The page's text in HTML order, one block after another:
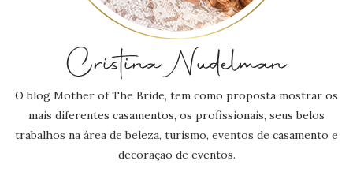
O blog Mother of The Bride, tem como proposta mostrar os
mais diferentes casamentos, os profissionais, seus belos
trabalhos na área de beleza, turismo, eventos de casamento e
decoração de eventos.